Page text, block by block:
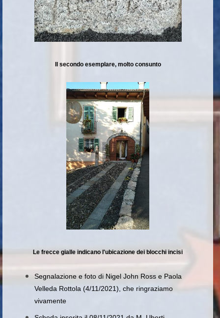
Il secondo esemplare, molto consunto
Le frecce gialle indicano l'ubicazione dei blocchi incisi
Segnalazione e foto di Nigel John Ross e Paola
Velleda Rottola (4/11/2021), che ringraziamo
vivamente